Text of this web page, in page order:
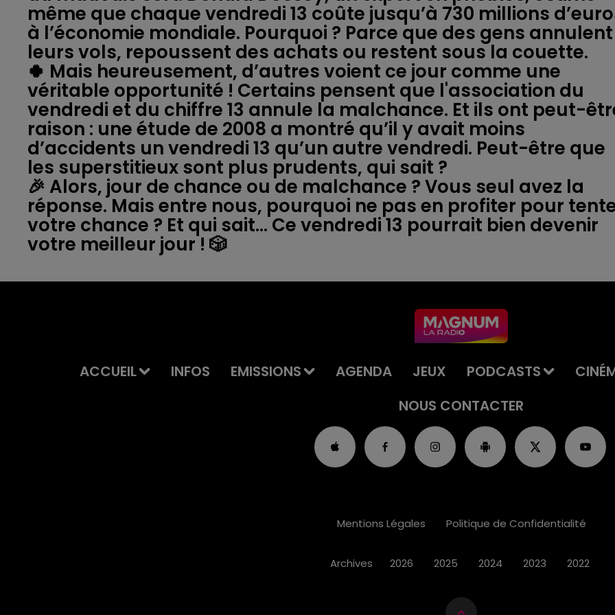
même que chaque vendredi 13 coûte jusqu’à 730 millions
à l’économie mondiale. Pourquoi ? Parce que des gens annulent
leurs vols, repoussent des achats ou restent sous la couette.
🍀 Mais heureusement, d’autres voient ce jour comme une
véritable opportunité ! Certains pensent que l'association du
vendredi et du chiffre 13 annule la malchance. Et ils ont peut-
raison : une étude de 2008 a montré qu’il y avait moins
d’accidents un vendredi 13 qu’un autre vendredi. Peut-être que
les superstitieux sont plus prudents, qui sait ?
🎉 Alors, jour de chance ou de malchance ? Vous seul avez la
réponse. Mais entre nous, pourquoi ne pas en profiter pour
votre chance ? Et qui sait… Ce vendredi 13 pourrait bien devenir
ACCUEIL INFOS EMISSIONS AGENDA JEUX PODCASTS
NOUS CONTACTER
Mentions Légales Politique de Confidentialité
Archives 2026 2025 2024 2023 2022